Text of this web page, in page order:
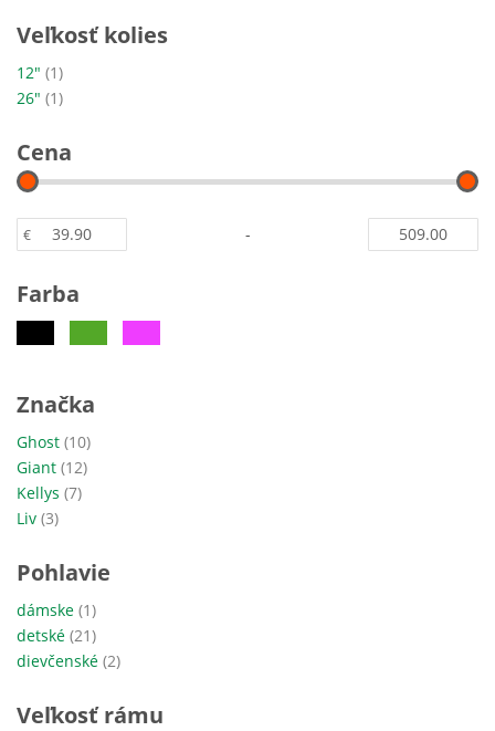
Veľkosť kolies
12" 1položka
26" 1položka
Cena
€ -
Farba
Značka
Ghost 10položky
Giant 12položky
Kellys 7položky
Liv 3položky
Pohlavie
dámske 1položka
detské 21položky
dievčenské 2položky
Veľkosť rámu